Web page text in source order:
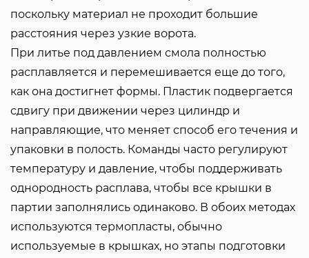
поскольку материал не проходит большие
расстояния через узкие ворота.
При литье под давлением смола полностью
расплавляется и перемешивается еще до того,
как она достигнет формы. Пластик подвергается
сдвигу при движении через цилиндр и
направляющие, что меняет способ его течения и
упаковки в полость. Команды часто регулируют
температуру и давление, чтобы поддерживать
однородность расплава, чтобы все крышки в
партии заполнялись одинаково. В обоих методах
используются термопласты, обычно
используемые в крышках, но этапы подготовки